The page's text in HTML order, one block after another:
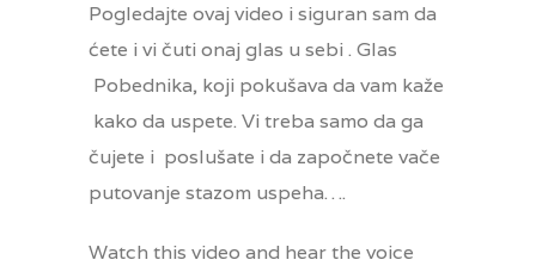
Pogledajte ovaj video i siguran sam da
ćete i vi čuti onaj glas u sebi . Glas
Pobednika, koji pokušava da vam kaže
kako da uspete. Vi treba samo da ga
čujete i poslušate i da započnete vače
putovanje stazom uspeha….
Watch this video and hear the voice